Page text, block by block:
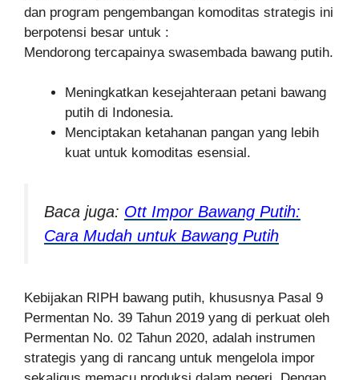
dan program pengembangan komoditas strategis ini
berpotensi besar untuk :
Mendorong tercapainya swasembada bawang putih.
Meningkatkan kesejahteraan petani bawang
putih di Indonesia.
Menciptakan ketahanan pangan yang lebih
kuat untuk komoditas esensial.
Baca juga: Ott Impor Bawang Putih:
Cara Mudah untuk Bawang Putih
Kebijakan RIPH bawang putih, khususnya Pasal 9
Permentan No. 39 Tahun 2019 yang di perkuat oleh
Permentan No. 02 Tahun 2020, adalah instrumen
strategis yang di rancang untuk mengelola impor